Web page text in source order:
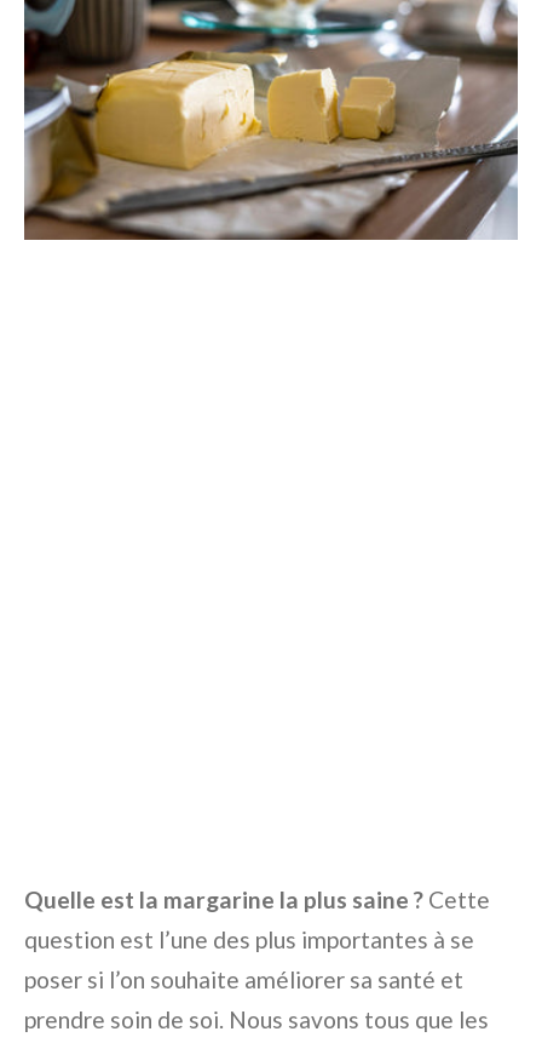
Quelle est la margarine la plus saine ? Cette
question est l’une des plus importantes à se
poser si l’on souhaite améliorer sa santé et
prendre soin de soi. Nous savons tous que les